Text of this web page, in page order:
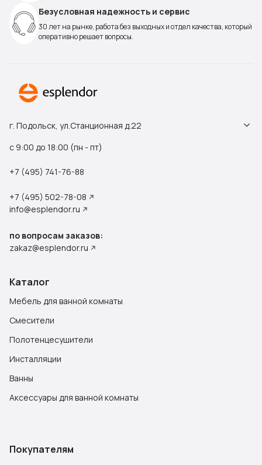
Безусловная надежность и сервис
30 лет на рынке, работа без выходных и отдел качества, который
оперативно решает вопросы.
г. Подольск, ул.Станционная д.22
с 9:00 до 18:00 (пн - пт)
+7 (495) 741-76-88
+7 (495) 502-78-08
info@esplendor.ru
по вопросам заказов:
zakaz@esplendor.ru
Каталог
Мебель для ванной комнаты
Смесители
Полотенцесушители
Инсталляции
Ванны
Аксессуары для ванной комнаты
Покупателям